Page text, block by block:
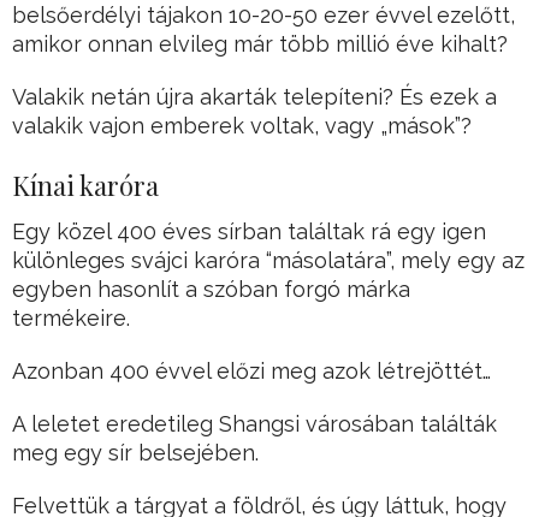
belsőerdélyi tájakon 10-20-50 ezer évvel ezelőtt,
amikor onnan elvileg már több millió éve kihalt?
Valakik netán újra akarták telepíteni? És ezek a
valakik vajon emberek voltak, vagy „mások”?
Kínai karóra
Egy közel 400 éves sírban találtak rá egy igen
különleges svájci karóra “másolatára”, mely egy az
egyben hasonlít a szóban forgó márka
termékeire.
Azonban 400 évvel előzi meg azok létrejöttét…
A leletet eredetileg Shangsi városában találták
meg egy sír belsejében.
Felvettük a tárgyat a földről, és úgy láttuk, hogy